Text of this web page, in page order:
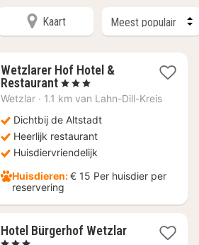
Kaart
Wetzlarer Hof Hotel &
Restaurant1
nacht
€
106
, 3 Sterren
Wetzlar · 1.1 km van Lahn-Dill-Kreis
Dichtbij de Altstadt
Heerlijk restaurant
Huisdiervriendelijk
Huisdieren:€ 15 Per huisdier per
reservering
Hotel Bürgerhof Wetzlar1